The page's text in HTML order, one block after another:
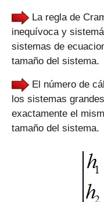
La regla de
inequívoca y
sistemas de
tamaño del sistema.
El número de
los sistemas
exactamente el
tamaño del sistema.